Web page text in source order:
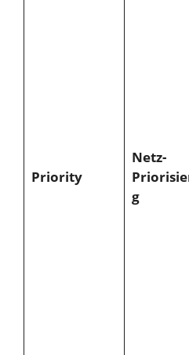
Priority
Netz-
g